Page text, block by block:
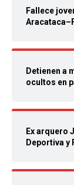
Fallece
Detienen a
ocultos en
Ex arquero
Deportiva y